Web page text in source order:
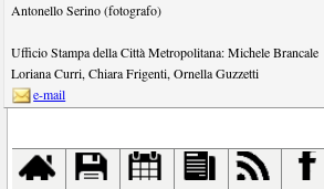
Antonello Serino (fotografo)
Ufficio Stampa della Città Metropolitana:Michele Brancale
Loriana Curri,Chiara Frigenti,Ornella Guzzetti
e-mail